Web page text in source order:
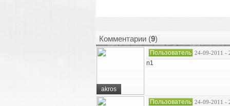
Комментарии (9)
akros
Пользователь 24-09-2011 -
n1
Пользователь 24-09-2011 -